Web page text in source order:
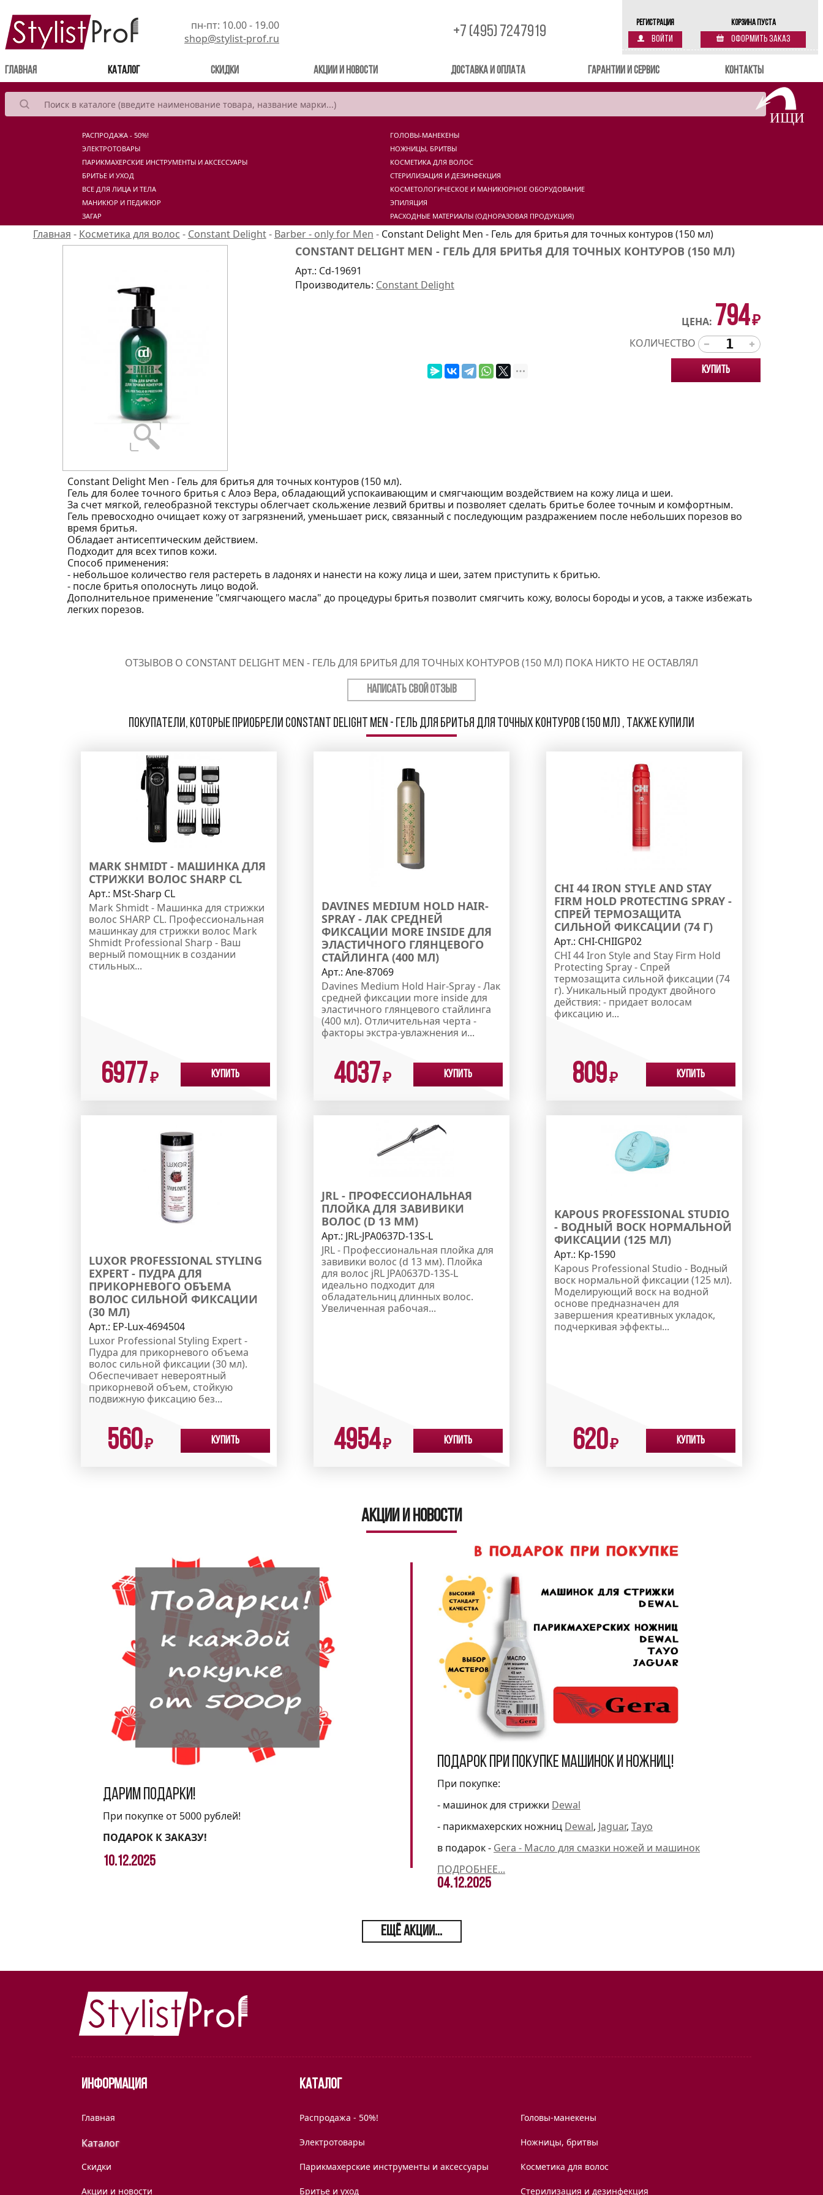
Регистрация
Войти
Корзина пуста
Оформить заказ
пн-пт: 10.00 - 19.00
shop@stylist-prof.ru
+7 (495) 7247919
Главная Каталог Скидки Акции и новости Доставка и оплата Гарантии и сервис Контакты
РАСПРОДАЖА - 50%!
ГОЛОВЫ-МАНЕКЕНЫ
ЭЛЕКТРОТОВАРЫ
НОЖНИЦЫ, БРИТВЫ
ПАРИКМАХЕРСКИЕ ИНСТРУМЕНТЫ И АКСЕССУАРЫ
КОСМЕТИКА ДЛЯ ВОЛОС
БРИТЬЕ И УХОД
СТЕРИЛИЗАЦИЯ И ДЕЗИНФЕКЦИЯ
ВСЕ ДЛЯ ЛИЦА И ТЕЛА
КОСМЕТОЛОГИЧЕСКОЕ И МАНИКЮРНОЕ ОБОРУДОВАНИЕ
МАНИКЮР И ПЕДИКЮР
ЭПИЛЯЦИЯ
ЗАГАР
РАСХОДНЫЕ МАТЕРИАЛЫ (ОДНОРАЗОВАЯ ПРОДУКЦИЯ)
Главная - Косметика для волос - Constant Delight- Barber - only for Men - Constant Delight Men - Гель для бритья для точных контуров (150 мл)
CONSTANT DELIGHT MEN - ГЕЛЬ ДЛЯ БРИТЬЯ ДЛЯ ТОЧНЫХ КОНТУРОВ (150 МЛ)
Арт.: Cd-19691
Производитель: Constant Delight
ЦЕНА: 794₽
КОЛИЧЕСТВО
Купить
Constant Delight Men - Гель для бритья для точных контуров (150 мл).
Гель для более точного бритья с Алоэ Вера, обладающий успокаивающим и смягчающим воздействием на кожу лица и шеи.
За счет мягкой, гелеобразной текстуры облегчает скольжение лезвий бритвы и позволяет сделать бритье более точным и комфортным.
Гель превосходно очищает кожу от загрязнений, уменьшает риск, связанный с последующим раздражением после небольших порезов во
время бритья.
Обладает антисептическим действием.
Подходит для всех типов кожи.
Способ применения:
- небольшое количество геля растереть в ладонях и нанести на кожу лица и шеи, затем приступить к бритью.
- после бритья ополоснуть лицо водой.
Дополнительное применение "смягчающего масла" до процедуры бритья позволит смягчить кожу, волосы бороды и усов, а также избежать
легких порезов.
ОТЗЫВОВ О CONSTANT DELIGHT MEN - ГЕЛЬ ДЛЯ БРИТЬЯ ДЛЯ ТОЧНЫХ КОНТУРОВ (150 МЛ) ПОКА НИКТО НЕ ОСТАВЛЯЛ
НАПИСАТЬ СВОЙ ОТЗЫВ
Покупатели, которые приобрели Constant Delight Men - Гель для бритья для точных контуров (150 мл) , также купили
MARK SHMIDT - МАШИНКА ДЛЯ
СТРИЖКИ ВОЛОС SHARP CL
Арт.: MSt-Sharp CL
Mark Shmidt - Машинка для стрижки
волос SHARP CL. Профессиональная
машинкау для стрижки волос Mark
Shmidt Professional Sharp - Ваш
верный помощник в создании
стильных...
6977₽ Купить
DAVINES MEDIUM HOLD HAIR-
SPRAY - ЛАК СРЕДНЕЙ
ФИКСАЦИИ MORE INSIDE ДЛЯ
ЭЛАСТИЧНОГО ГЛЯНЦЕВОГО
СТАЙЛИНГА (400 МЛ)
Арт.:Ane-87069
Davines Medium Hold Hair-Spray - Лак
средней фиксации more inside для
эластичного глянцевого стайлинга
(400 мл). Отличительная черта -
факторы экстра-увлажнения и...
4037₽ Купить
CHI 44 IRON STYLE AND STAY
FIRM HOLD PROTECTING SPRAY -
СПРЕЙ ТЕРМОЗАЩИТА
СИЛЬНОЙ ФИКСАЦИИ (74 Г)
Арт.: CHI-CHIIGP02
CHI 44 Iron Style and Stay Firm Hold
Protecting Spray - Спрей
термозащита сильной фиксации (74
г). Уникальный продукт двойного
действия: - придает волосам
фиксацию и...
809₽ Купить
LUXOR PROFESSIONAL STYLING
EXPERT - ПУДРА ДЛЯ
ПРИКОРНЕВОГО ОБЪЕМА
ВОЛОС СИЛЬНОЙ ФИКСАЦИИ
(30 МЛ)
Арт.: EP-Lux-4694504
Luxor Professional Styling Expert -
Пудра для прикорневого объема
волос сильной фиксации (30 мл).
Обеспечивает невероятный
прикорневой объем, стойкую
подвижную фиксацию без...
560₽ Купить
JRL - ПРОФЕССИОНАЛЬНАЯ
ПЛОЙКА ДЛЯ ЗАВИВИКИ
ВОЛОС (D 13 ММ)
Арт.: JRL-JPA0637D-13S-L
JRL - Профессиональная плойка для
завивики волос (d 13 мм). Плойка
для волос jRL JPA0637D-13S-L
идеально подходит для
обладательниц длинных волос.
Увеличенная рабочая...
4954₽ Купить
KAPOUS PROFESSIONAL STUDIO
- ВОДНЫЙ ВОСК НОРМАЛЬНОЙ
ФИКСАЦИИ (125 МЛ)
Арт.: Kp-1590
Kapous Professional Studio - Водный
воск нормальной фиксации (125 мл).
Моделирующий воск на водной
основе предназначен для
завершения креативных укладок,
подчеркивая эффекты...
620₽ Купить
Акции и новости
Дарим подарки!
При покупке от 5000 рублей!
ПОДАРОК К ЗАКАЗУ!
10.12.2025
Подарок при покупке машинок и ножниц!
При покупке:
- машинок для стрижки Dewal
- парикмахерских ножниц Dewal, Jaguar, Tayo
в подарок - Gera - Масло для смазки ножей и машинок
ПОДРОБНЕЕ...
04.12.2025
ЕЩЁ АКЦИИ...
Информация Каталог
Главная
Каталог
Скидки
Акции и новости
Распродажа - 50%! Головы-манекены
Электротовары Ножницы, бритвы
Парикмахерские инструменты и аксессуары Косметика для волос
Бритье и уход Стерилизация и дезинфекция